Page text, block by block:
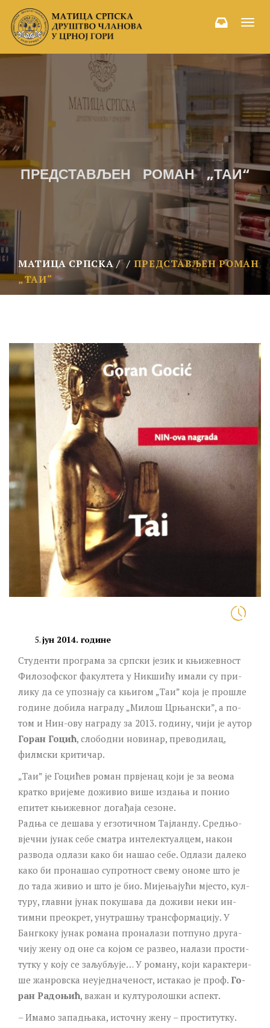
ПРЕДСТАВЉЕН РОМАН „ТАИ“
МАТИЦА СРПСКА
ПРЕДСТАВЉЕН РОМАН
„ТАИ“
јун 2014. године
Сту­ден­ти про­гра­ма за срп­ски је­зик и књи­жев­ност
Фи­ло­зоф­ског фа­кул­те­та у Ник­ши­ћу има­ли су при­
ли­ку да се упо­зна­ју са књи­гом „Таи” ко­ја је про­шле
го­ди­не до­би­ла на­гра­ду „Ми­лош Цр­њан­ски”, а по­
том и Нин-ову на­гра­ду за 2013. го­ди­ну, чи­ји је аутор
Го­ран Го­цић, сло­бод­ни но­ви­нар, пре­во­ди­лац,
филм­ски кри­ти­чар.
„Таи” је Го­ци­ћев ро­ман пр­вје­нац ко­ји је за ве­о­ма
крат­ко ври­је­ме до­жи­вио ви­ше из­да­ња и по­нио
епи­тет књи­жев­ног до­га­ђа­ја се­зо­не.
Рад­ња се де­ша­ва у ег­зо­тич­ном Тај­лан­ду. Сред­њо­
вјеч­ни ју­нак се­бе сма­тра ин­те­лек­ту­ал­цем, на­кон
раз­во­да од­ла­зи ка­ко би на­шао се­бе. Од­ла­зи да­ле­ко
ка­ко би про­на­шао су­прот­ност све­му оно­ме што је
до та­да жи­вио и што је био. Ми­је­ња­ју­ћи мје­сто, кул­
ту­ру, глав­ни ју­нак по­ку­ша­ва да до­жи­ви не­ки ин­
тим­ни пре­о­крет, уну­тра­шњу тран­сфор­ма­ци­ју. У
Банг­ко­ку ју­нак ро­ма­на про­на­ла­зи пот­пу­но дру­га­
чи­ју же­ну од оне са ко­јом се раз­вео, на­ла­зи про­сти­
тут­ку у ко­ју се за­љу­бљу­је… У ро­ма­ну, ко­ји ка­рак­те­ри­
ше жан­ров­ска не­у­јед­на­че­ност, ис­та­као је проф. Го­
ран Ра­до­њић, ва­жан и кул­ту­ро­ло­шки аспект.
– Има­мо за­пад­ња­ка, ис­точ­ну же­ну – про­сти­тут­ку.